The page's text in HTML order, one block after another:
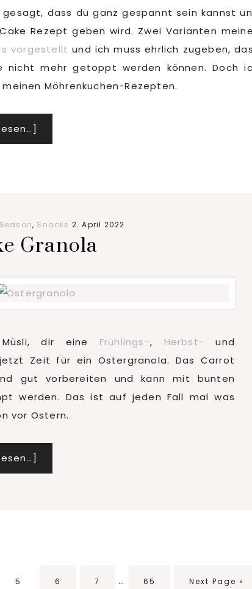
dass du ganz gespannt sein kannst
Rezept geben wird. Zwei Varianten
vorgestellt und ich muss ehrlich zugeben,
mehr getoppt werden können. Doch
Möhrenkuchen-Rezepten.
zum
Frischkäse-
Season, Snacks 2. April 2022
Granola
dir eine Frühlings-, Herbst- und
Zeit für ein Ostergranola. Das Carrot
gut vorbereiten und kann mit bunten
werden. Das ist auf jeden Fall mal was
vor Ostern.
zum
Seite
5 Seite
6 Seite
7 … Seite
65 Go
Next Page »